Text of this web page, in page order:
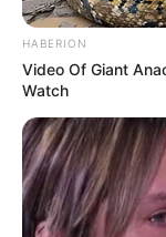
HABERION
Video Of Giant
Watch